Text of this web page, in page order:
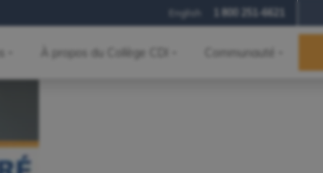
1 800 251-6621
English
À propos du Collège CDI Communauté